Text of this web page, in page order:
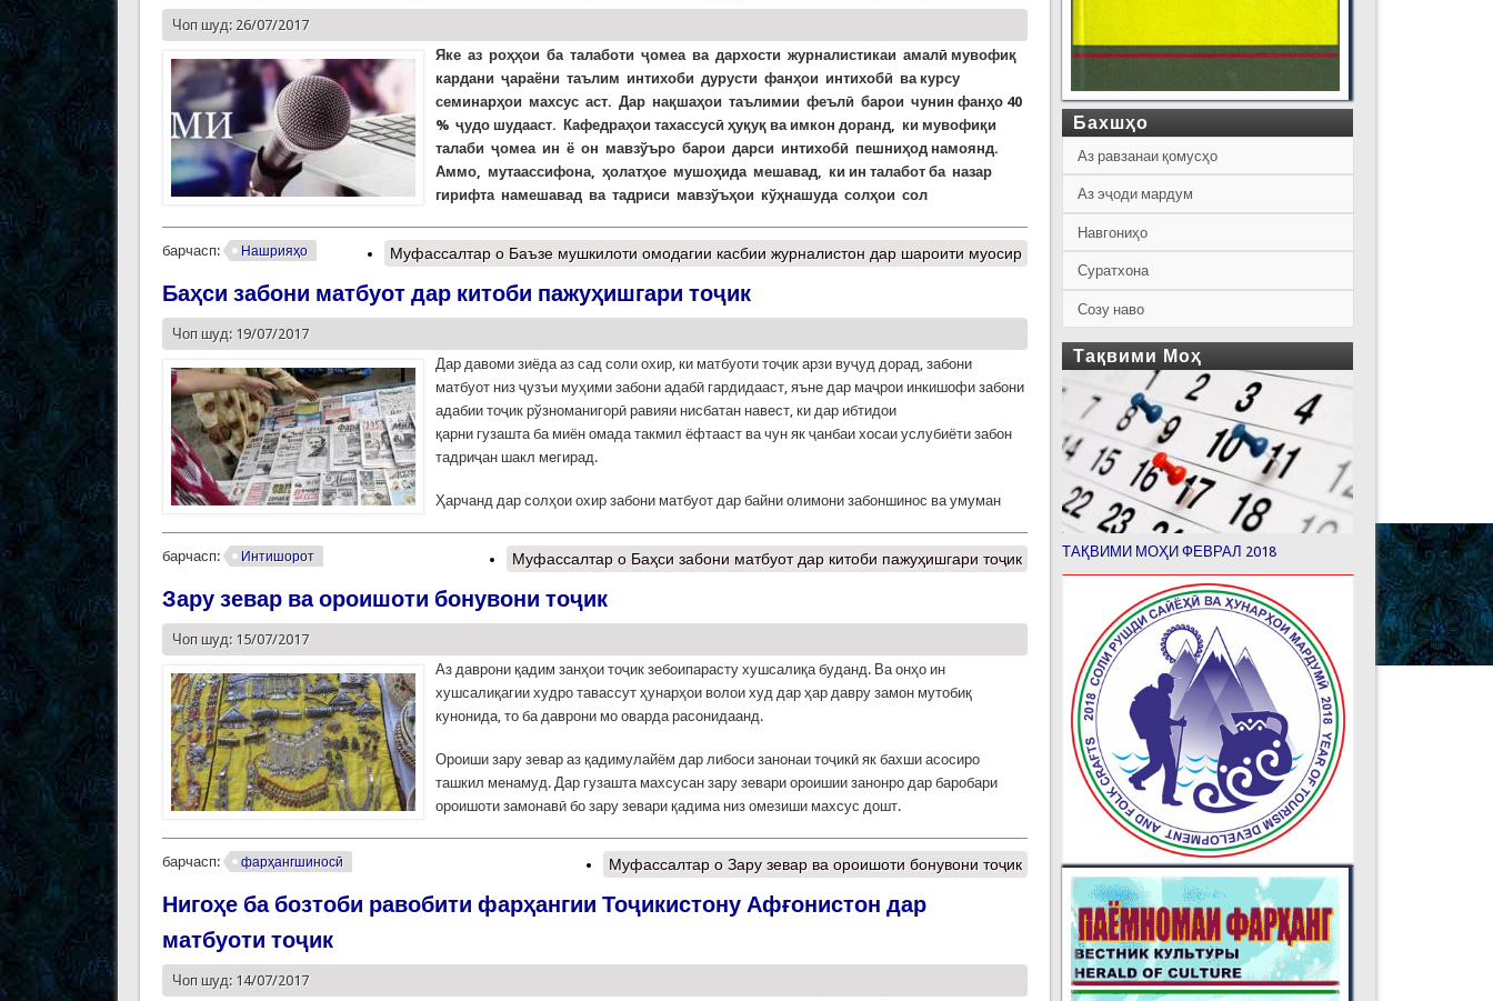
Чоп шуд: 26/07/2017
Яке аз роҳҳои ба талаботи ҷомеа ва дархости журналистикаи амалӣ мувофиқ
кардани ҷараёни таълим интихоби дурусти фанҳои интихобӣ ва курсу
семинарҳои махсус аст. Дар нақшаҳои таълимии феълӣ барои чунин фанҳо 40
% ҷудо шудааст. Кафедраҳои тахассусӣ ҳуқуқ ва имкон доранд, ки мувофиқи
талаби ҷомеа ин ё он мавзўъро барои дарси интихобӣ пешниҳод намоянд.
Аммо, мутаассифона, ҳолатҳое мушоҳида мешавад, ки ин талабот ба назар
гирифта намешавад ва тадриси мавзўъҳои кўҳнашуда солҳои сол
барчасп: Нашрияҳо Муфассалтар о Баъзе мушкилоти омодагии касбии журналистон дар шароити муосир
Баҳси забони матбуот дар китоби пажуҳишгари тоҷик
Чоп шуд: 19/07/2017
Дар давоми зиёда аз сад соли охир, ки матбуоти тоҷик арзи вуҷуд дорад, забони
матбуот низ ҷузъи муҳими забони адабӣ гардидааст, яъне дар маҷрои инкишофи забони
адабии тоҷик рўзноманигорӣ равияи нисбатан навест, ки дар ибтидои
қарни гузашта ба миён омада такмил ёфтааст ва чун як ҷанбаи хосаи услубиёти забон
тадриҷан шакл мегирад.
Ҳарчанд дар солҳои охир забони матбуот дар байни олимони забоншинос ва умуман
барчасп: Интишорот Муфассалтар о Баҳси забони матбуот дар китоби пажуҳишгари тоҷик
Зару зевар ва ороишоти бонувони тоҷик
Чоп шуд: 15/07/2017
Аз даврони қадим занҳои тоҷик зебоипарасту хушсалиқа буданд. Ва онҳо ин
хушсалиқагии худро тавассут ҳунарҳои волои худ дар ҳар давру замон мутобиқ
кунонида, то ба даврони мо оварда расонидаанд.
Ороиши зару зевар аз қадимулайём дар либоси занонаи тоҷикӣ як бахши асосиро
ташкил менамуд. Дар гузашта махсусан зару зевари ороишии занонро дар баробари
ороишоти замонавӣ бо зару зевари қадима низ омезиши махсус дошт.
барчасп: фарҳангшиносӣ Муфассалтар о Зару зевар ва ороишоти бонувони тоҷик
Нигоҳе ба бозтоби равобити фарҳангии Тоҷикистону Афғонистон дар
матбуоти тоҷик
Чоп шуд: 14/07/2017
Бахшҳо
Аз равзанаи қомусҳо
Аз эҷоди мардум
Навгониҳо
Суратхона
Созу наво
Тақвими Моҳ
ТАҚВИМИ МОҲИ ФЕВРАЛ 2018